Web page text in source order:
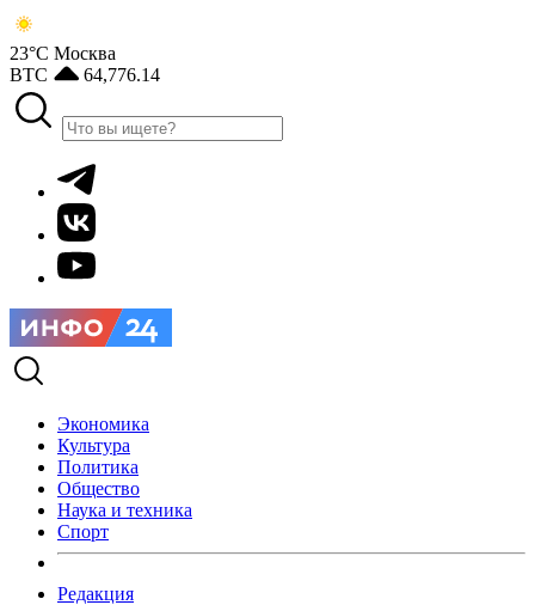
23°С Москва
BTC
64,776.14
Экономика
Культура
Политика
Общество
Наука и техника
Спорт
Редакция